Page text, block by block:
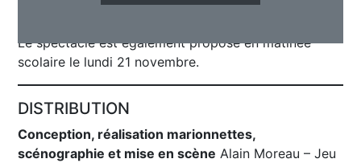
Le spectacle est également proposé en matinée
scolaire le lundi 21 novembre.
DISTRIBUTION
Conception, réalisation marionnettes,
scénographie et mise en scène Alain Moreau – Jeu